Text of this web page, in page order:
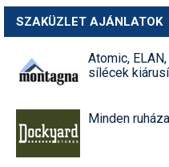
SZAKÜZLET AJÁNLATOK
Atomic,
sílécek
Minden